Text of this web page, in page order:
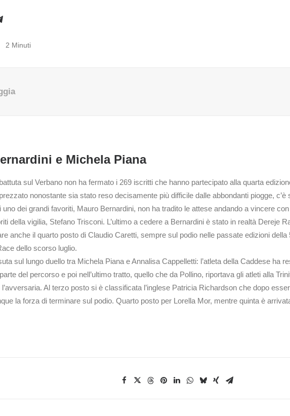
2 Minuti
e Michela Piana
sul Verbano non ha fermato i 269 iscritti che hanno partecipato alla quarta
nonostante sia stato reso decisamente più difficile dalle abbondanti piogge,
dei grandi favoriti, Mauro Bernardini, non ha tradito le attese andando a vincere
della vigilia, Stefano Trisconi. L’ultimo a cedere a Bernardini è stato in realtà Dereje
anche il quarto posto di Claudio Caretti, sempre sul podio nelle passate edizioni
dello scorso luglio.
sul lungo duello tra Michela Piana e Annalisa Cappelletti: l’atleta della Caddese ha
del percorso e poi nell’ultimo tratto, quello che da Pollino, riportava gli atleti alla
Al terzo posto si è classificata l’inglese Patricia Richardson che dopo
la forza di terminare sul podio. Quarto posto per Lorella Mor, mentre quinta è